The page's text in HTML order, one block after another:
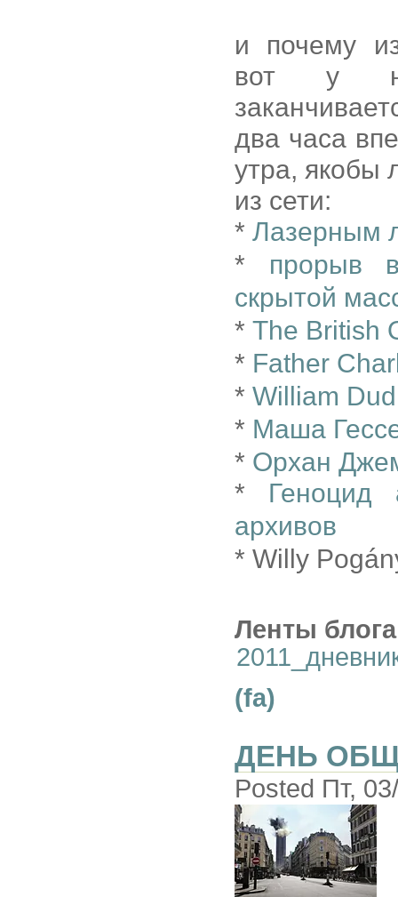
и почему
вот у
два часа
утра, якобы
из сети:
* Лазерным
* прорыв
скрытой
* The British
* Father
* William
* Маша
* Орхан
* Геноцид
архивов
* Willy
Ленты
(fa)
ДЕНЬ
Posted Пт,